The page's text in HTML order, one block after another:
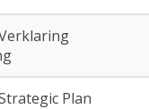
Plan